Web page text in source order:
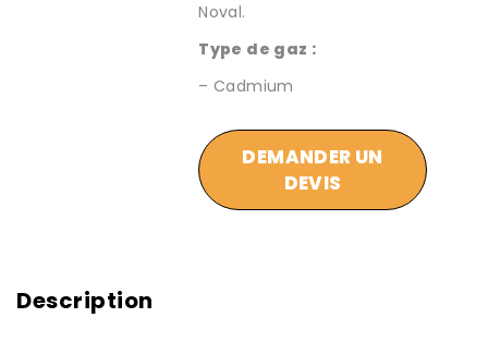
Noval.
Type de gaz :
– Cadmium
DEMANDER UN
DEVIS
Description